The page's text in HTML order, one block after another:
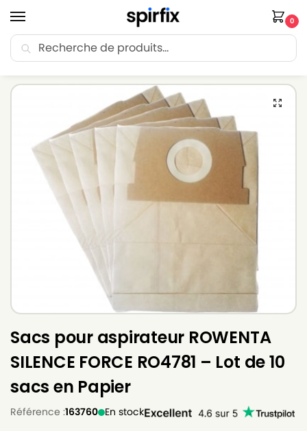
0
🚚 Livraison Point Relais offerte dès 30€ d’achat.
Sacs pour aspirateur ROWENTA
SILENCE FORCE RO4781 – Lot de 10
sacs en Papier
Référence :163760 En stock